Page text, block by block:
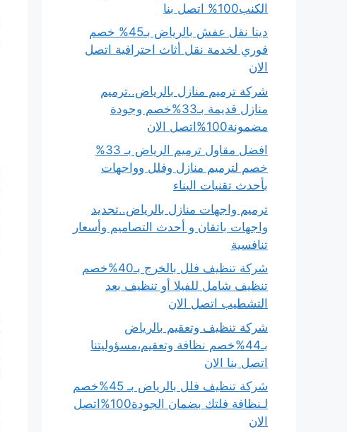
الكنب100% اتصل بنا
دينا نقل عفش بالرياض بـ45% خصم
فوري لخدمة نقل أثاث احترافية اتصل
الان
شركة ترميم منازل بالرياض..ترميم
منازل قديمة بـ33%خصم وجودة
مضمونة100%اتصل الان
افضل مقاول ترميم الرياض بـ 33%
خصم لترميم منازل وفلل وواجهات
بأحدث تقنيات البناء
ترميم واجهات منازل بالرياض..تجديد
واجهات باتقان و أحدث التصاميم وأسعار
تنافسية
شركة تنظيف فلل بالخرج بـ40%خصم
تنظيف شامل للفيلا أو تنظيف بعد
التشطيب اتصل الان
شركة تنظيف وتعقيم بالرياض
بـ44%خصم نظافة وتعقيم،مسؤوليتنا
اتصل بنا الان
شركة تنظيف فلل بالرياض بـ 45%خصم
لـنظافة فلتك بضمان الجودة100%اتصل
الان